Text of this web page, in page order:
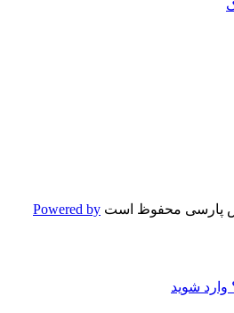
پارسی محفوظ است Powered by
وارد شوید